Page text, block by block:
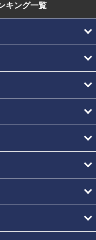
キング一覧